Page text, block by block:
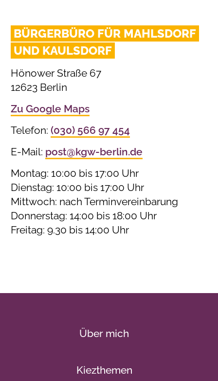
BÜRGERBÜRO FÜR MAHLSDORF
UND KAULSDORF
Hönower Straße 67
12623 Berlin
Zu Google Maps
Telefon:(030) 566 97 454
E-Mail: post@kgw-berlin.de
Montag: 10:00 bis 17:00 Uhr
Dienstag: 10:00 bis 17:00 Uhr
Mittwoch: nach Terminvereinbarung
Donnerstag: 14:00 bis 18:00 Uhr
Freitag: 9.30 bis 14:00 Uhr
Über mich
Kiezthemen